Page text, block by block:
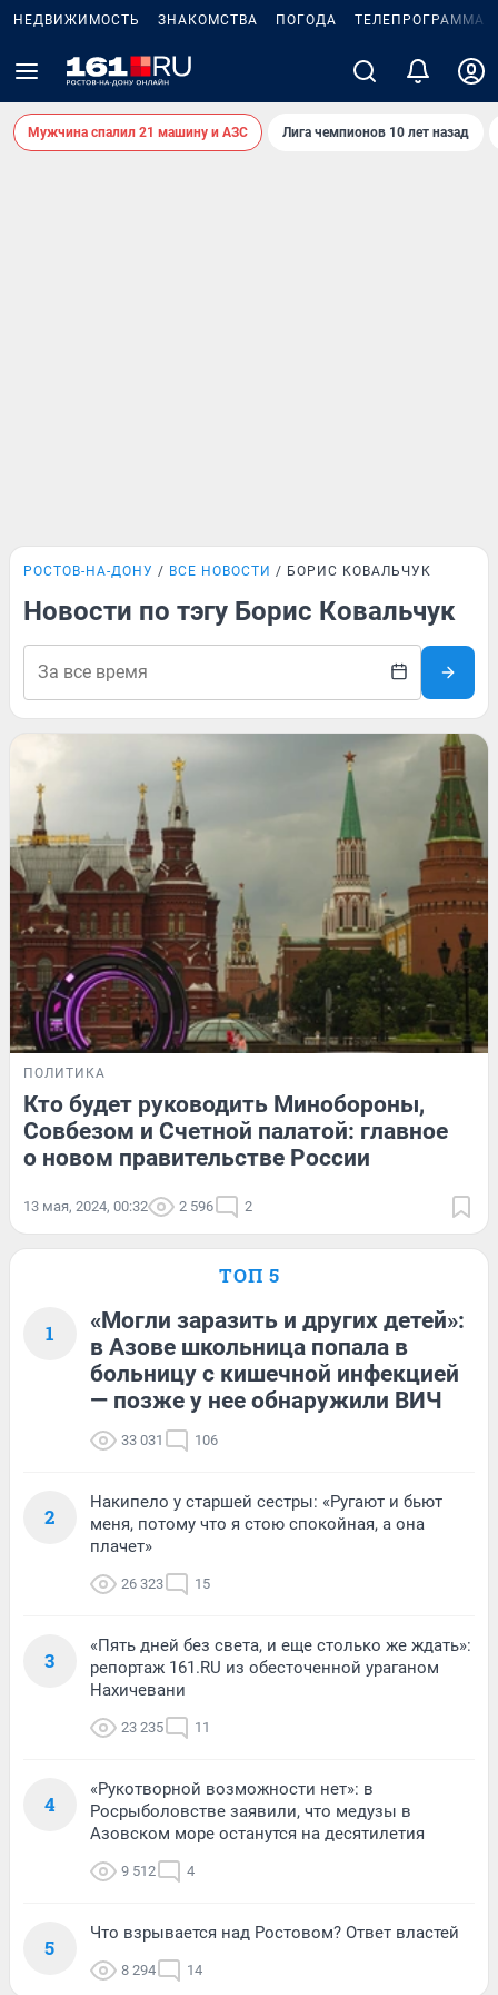
НЕДВИЖИМОСТЬ ЗНАКОМСТВА ПОГОДА ТЕЛЕПРОГРАММА
Мужчина спалил 21 машину и АЗС Лига чемпионов 10 лет назад
РОСТОВ-НА-ДОНУ ВСЕ НОВОСТИ БОРИС КОВАЛЬЧУК
Новости по тэгу Борис Ковальчук
ПОЛИТИКА
Кто будет руководить Минобороны,
Совбезом и Счетной палатой: главное
о новом правительстве России
13 мая, 2024, 00:32 2 596 2
ТОП 5
1
«Могли заразить и других детей»:
в Азове школьница попала в
больницу с кишечной инфекцией
— позже у нее обнаружили ВИЧ
33 031 106
2
Накипело у старшей сестры: «Ругают и бьют
меня, потому что я стою спокойная, а она
плачет»
26 323 15
3
«Пять дней без света, и еще столько же ждать»:
репортаж 161.RU из обесточенной ураганом
Нахичевани
23 235 11
4
«Рукотворной возможности нет»: в
Росрыболовстве заявили, что медузы в
Азовском море останутся на десятилетия
9 512 4
5
Что взрывается над Ростовом? Ответ властей
8 294 14